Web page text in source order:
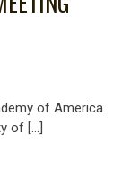
of America
of […]